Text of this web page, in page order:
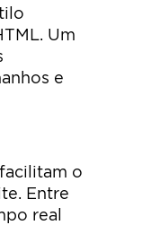
Um
e
o
Entre
real